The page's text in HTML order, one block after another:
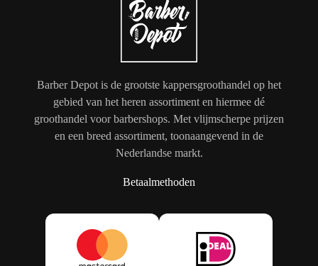
Barber Depot is de grootste kappersgroothandel op het
gebied van het heren assortiment en hiermee dé
groothandel voor barbershops. Met vlijmscherpe prijzen
en een breed assortiment, toonaangevend in de
Nederlandse markt.
Betaalmethoden